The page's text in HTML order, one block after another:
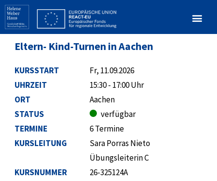
Eltern- Kind-Turnen in Aachen
KURSSTART
UHRZEIT
ORT
STATUS
TERMINE
Fr, 11.09.2026
15:30 - 17:00 Uhr
Aachen
verfügbar
6 Termine
KURSLEITUNG
KURSNUMMER
Sara Porras Nieto
Übungsleiterin C
26-325124A